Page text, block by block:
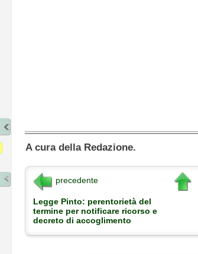
A cura della Redazione.
precedente
Legge Pinto: perentorietà del
termine per notificare ricorso e
decreto di accoglimento